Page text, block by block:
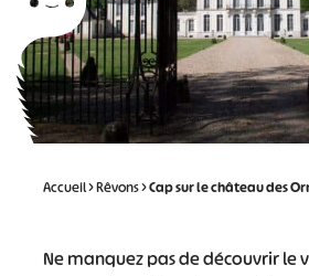
Accueil>Rêvons>Cap sur le château des
Ne manquez pas de découvrir le